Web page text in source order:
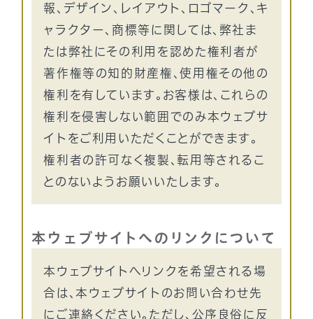
報、デザイン、レイアウト、ロゴマーク、キ
ャラクター、商標等に関しては、弊社ま
たは弊社にその利用を認めた権利者が
著作権等の知的財産権、使用権その他の
権利を有しています。お客様は、これらの
権利を侵害しない範囲でのみ本ウェブサ
イトをご利用いただくことができます。
権利者の許可なく複製、転用等されるこ
とのないようお願いいたします。
本ウェブサイトへのリンクについて
本ウェブサイトへリンクを希望される場
合は、本ウェブサイトのお問い合わせ先
にご連絡ください。ただし、公序良俗に反